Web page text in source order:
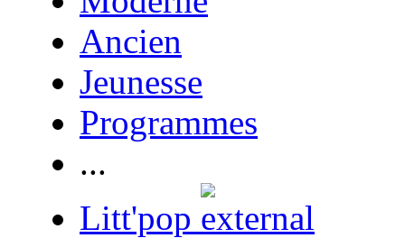
Ancien
Jeunesse
Programmes
...
Litt'pop